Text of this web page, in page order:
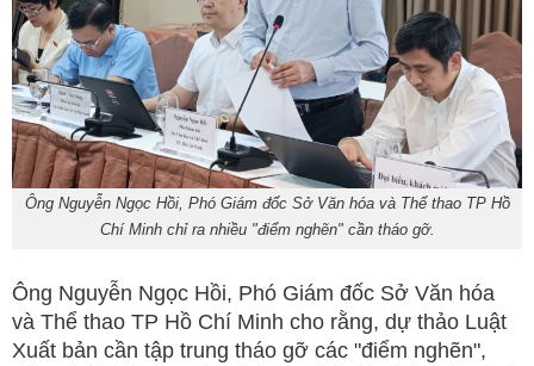
Ông Nguyễn Ngọc Hồi, Phó Giám đốc Sở Văn hóa và Thể thao TP Hồ
Chí Minh chỉ ra nhiều "điểm nghẽn" cần tháo gỡ.
Ông Nguyễn Ngọc Hồi, Phó Giám đốc Sở Văn hóa
và Thể thao TP Hồ Chí Minh cho rằng, dự thảo Luật
Xuất bản cần tập trung tháo gỡ các "điểm nghẽn",